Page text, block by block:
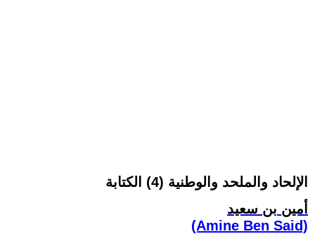
الإلحاد والملحد والوطنية (4) الكتابة
أمين بن سعيد
(Amine Ben Said)